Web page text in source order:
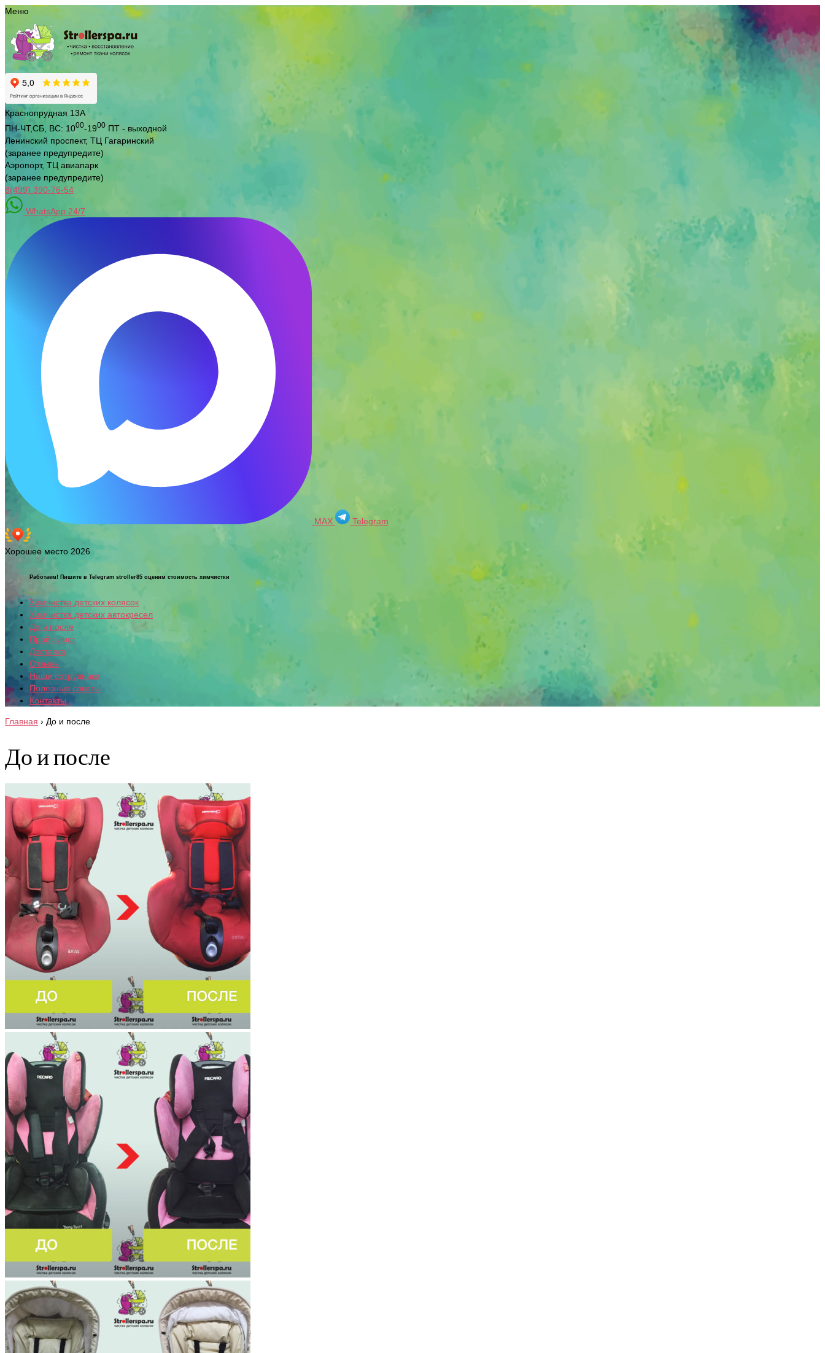
Меню
Краснопрудная 13А
ПН-ЧТ,СБ, ВС: 1000-1900 ПТ - выходной
Ленинский проспект, ТЦ Гагаринский
(заранее предупредите)
Аэропорт, ТЦ авиапарк
(заранее предупредите)
8(499) 390-76-54
WhatsApp 24/7
MAX Telegram
Хорошее место 2026
Работаем! Пишите в Telegram stroller85 оценим стоимость химчистки
Химчистка детских колясок
Химчистка детских автокресел
До и после
Прайс-лист
Доставка
Отзывы
Наши сотрудники
Полезные советы
Контакты
Главная › До и после
До и после